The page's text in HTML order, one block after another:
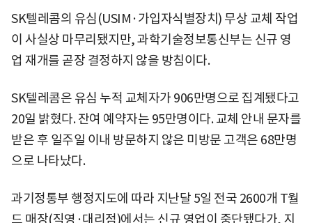
SK텔레콤의 유심(USIM·가입자식별장치) 무상 교체 작업
이 사실상 마무리됐지만, 과학기술정보통신부는 신규 영
업 재개를 곧장 결정하지 않을 방침이다.
SK텔레콤은 유심 누적 교체자가 906만명으로 집계됐다고
20일 밝혔다. 잔여 예약자는 95만명이다. 교체 안내 문자를
받은 후 일주일 이내 방문하지 않은 미방문 고객은 68만명
으로 나타났다.
과기정통부 행정지도에 따라 지난달 5일 전국 2600개 T월
드 매장(직영·대리점)에서는 신규 영업이 중단됐다가, 지